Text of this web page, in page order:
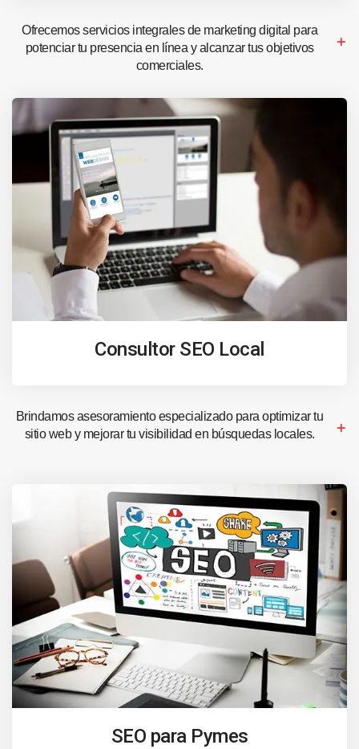
Ofrecemos servicios integrales de marketing digital para
potenciar tu presencia en línea y alcanzar tus objetivos
comerciales.
Consultor SEO Local
Brindamos asesoramiento especializado para optimizar tu
sitio web y mejorar tu visibilidad en búsquedas locales.
SEO para Pymes